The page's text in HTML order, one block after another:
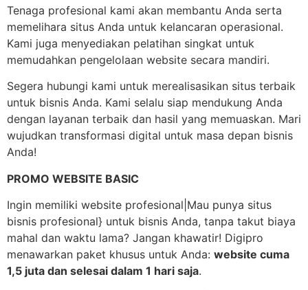
Tenaga profesional kami akan membantu Anda serta
memelihara situs Anda untuk kelancaran operasional.
Kami juga menyediakan pelatihan singkat untuk
memudahkan pengelolaan website secara mandiri.
Segera hubungi kami untuk merealisasikan situs terbaik
untuk bisnis Anda. Kami selalu siap mendukung Anda
dengan layanan terbaik dan hasil yang memuaskan. Mari
wujudkan transformasi digital untuk masa depan bisnis
Anda!
PROMO WEBSITE BASIC
Ingin memiliki website profesional|Mau punya situs
bisnis profesional} untuk bisnis Anda, tanpa takut biaya
mahal dan waktu lama? Jangan khawatir! Digipro
menawarkan paket khusus untuk Anda: website cuma
1,5 juta dan selesai dalam 1 hari saja.